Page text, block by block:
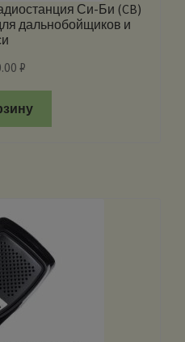
Си-Би (CB)
дальнобойщиков и
₽